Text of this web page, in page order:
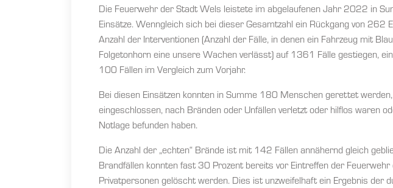
Die Feuerwehr der Stadt Wels leistete im abgelaufenen Jahr 2022 in
Einsätze. Wenngleich sich bei dieser Gesamtzahl ein Rückgang von 262
Anzahl der Interventionen (Anzahl der Fälle, in denen ein Fahrzeug mit
Folgetonhorn eine unsere Wachen verlässt) auf 1361 Fälle gestiegen,
100 Fällen im Vergleich zum Vorjahr.
Bei diesen Einsätzen konnten in Summe 180 Menschen gerettet
eingeschlossen, nach Bränden oder Unfällen verletzt oder hilflos waren
Notlage befunden haben.
Die Anzahl der „echten“ Brände ist mit 142 Fällen annähernd gleich
Brandfällen konnten fast 30 Prozent bereits vor Eintreffen der Feuerwehr
Privatpersonen gelöscht werden. Dies ist unzweifelhaft ein Ergebnis der